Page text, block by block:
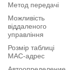
Метод передачі
Можливість
віддаленого
управління
Розмір таблиці
МАС-адрес